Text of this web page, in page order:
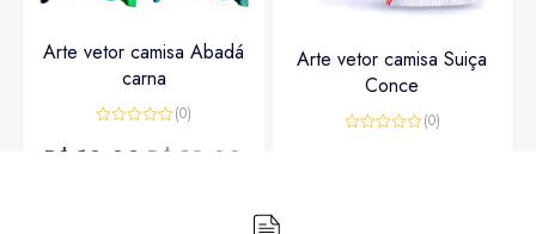
Arte vetor camisa Abadá
carna
0
(0)
R$ 12,00
R$ 10,00
Arte vetor camisa Suiça
Conce
(0)